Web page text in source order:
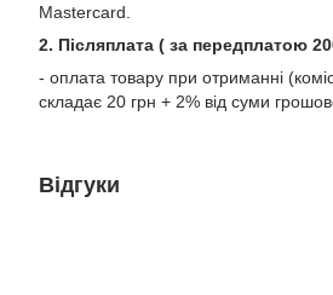
Mastercard.
2. Післяплата ( за передплатою
- оплата товару при отриманні
складає 20 грн + 2% від суми
Відгуки